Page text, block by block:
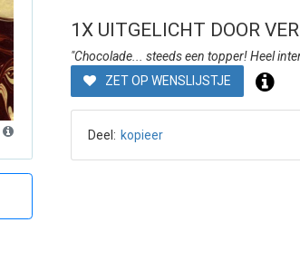
1X UITGELICHT DOOR
"Chocolade... steeds een topper! Heel
ZET OP WENSLIJSTJE
Deel: kopieer